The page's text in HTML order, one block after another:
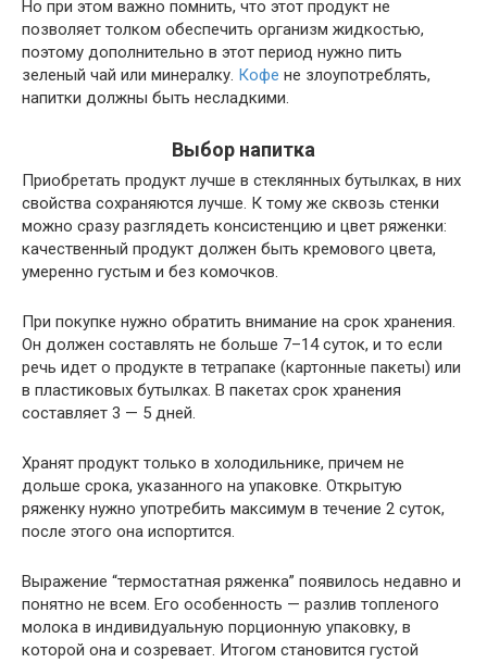
Но при этом важно помнить, что этот продукт не
позволяет толком обеспечить организм жидкостью,
поэтому дополнительно в этот период нужно пить
зеленый чай или минералку. Кофе не злоупотреблять,
напитки должны быть несладкими.
Выбор напитка
Приобретать продукт лучше в стеклянных бутылках, в них
свойства сохраняются лучше. К тому же сквозь стенки
можно сразу разглядеть консистенцию и цвет ряженки:
качественный продукт должен быть кремового цвета,
умеренно густым и без комочков.
При покупке нужно обратить внимание на срок хранения.
Он должен составлять не больше 7–14 суток, и то если
речь идет о продукте в тетрапаке (картонные пакеты) или
в пластиковых бутылках. В пакетах срок хранения
составляет 3 — 5 дней.
Хранят продукт только в холодильнике, причем не
дольше срока, указанного на упаковке. Открытую
ряженку нужно употребить максимум в течение 2 суток,
после этого она испортится.
Выражение “термостатная ряженка” появилось недавно и
понятно не всем. Его особенность — разлив топленого
молока в индивидуальную порционную упаковку, в
которой она и созревает. Итогом становится густой